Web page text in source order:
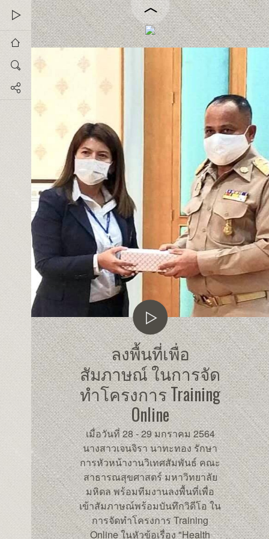
ลงพื้นที่เพื่อ
สัมภาษณ์ ในการจัด
ทำโครงการ Training
Online
เมื่อวันที่ 28 - 29 มกราคม 2564
นางสาวเจนจิรา นาทะทอง รักษา
การหัวหน้างานวิเทศสัมพันธ์ คณะ
สาธารณสุขศาสตร์ มหาวิทยาลัย
มหิดล พร้อมทีมงานลงพื้นที่เพื่อ
เข้าสัมภาษณ์พร้อมบันทึกวิดีโอ ใน
การจัดทำโครงการ Training
Online ในหัวข้อเรื่อง "Health
ลงพื้นที่เพื่อสัมภาษณ์1